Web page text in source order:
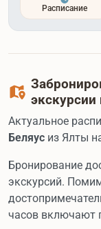
Расписание
Актуальное
Беляус из Ялты
Бронирование
экскурсий.
часов включают